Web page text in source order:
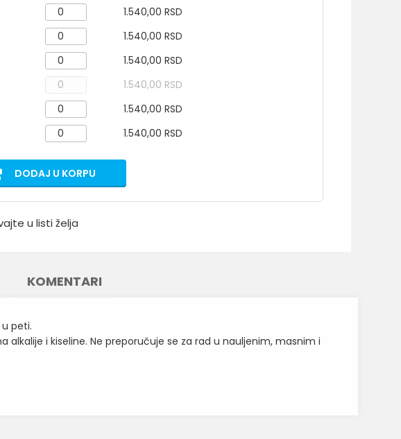
1.540,00 RSD
1.540,00 RSD
1.540,00 RSD
1.540,00 RSD
1.540,00 RSD
1.540,00 RSD
DODAJ U KORPU
u listi želja
KOMENTARI
peti.
i kiseline. Ne preporučuje se za rad u nauljenim, masnim i